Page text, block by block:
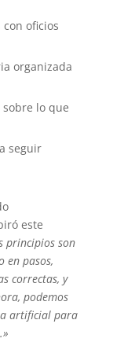
oficios
organizada
lo que
seguir
este
principios son
en pasos,
correctas, y
podemos
artificial para